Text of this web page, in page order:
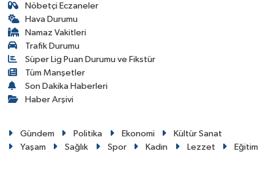
Nöbetçi Eczaneler
Hava Durumu
Namaz Vakitleri
Trafik Durumu
Süper Lig Puan Durumu ve Fikstür
Tüm Manşetler
Son Dakika Haberleri
Haber Arşivi
Gündem Politika Ekonomi
Kültür Sanat
Yaşam
Sağlık Spor Kadın Lezzet Eğitim